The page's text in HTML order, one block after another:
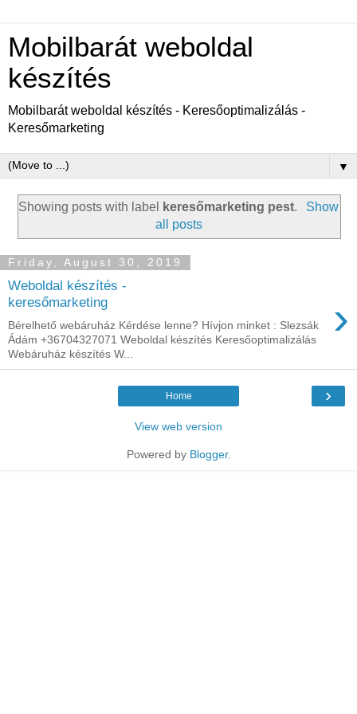
Mobilbarát weboldal
készítés
Mobilbarát weboldal készítés - Keresőoptimalizálás -
Keresőmarketing
▼
Showing posts with label keresőmarketing pest.
Show
all posts
Friday, August 30, 2019
Weboldal készítés -
keresőmarketing
›
Bérelhető webáruház Kérdése lenne? Hívjon minket : Slezsák
Ádám +36704327071 Weboldal készítés Keresőoptimalizálás
Webáruház készítés W...
›
Home
View web version
Powered by Blogger.